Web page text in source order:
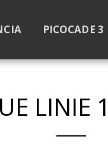
PICOCADE 3
LINIE